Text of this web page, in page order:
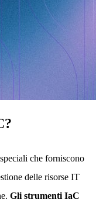
che forniscono
delle risorse IT
Gli strumenti IaC